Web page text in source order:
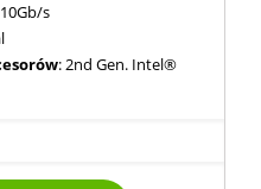
s
: 2nd Gen. Intel®